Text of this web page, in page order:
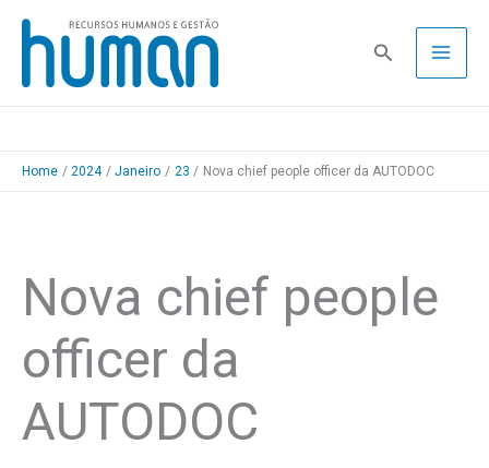
Skip
content
Pesquisa
Home 2024 Janeiro 23 Nova chief people officer da AUTODOC
Nova chief people
officer da
AUTODOC